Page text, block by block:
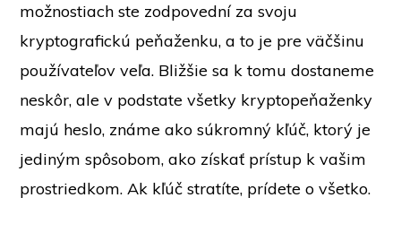
možnostiach ste zodpovední za svoju
kryptografickú peňaženku, a to je pre väčšinu
používateľov veľa. Bližšie sa k tomu dostaneme
neskôr, ale v podstate všetky kryptopeňaženky
majú heslo, známe ako súkromný kľúč, ktorý je
jediným spôsobom, ako získať prístup k vašim
prostriedkom. Ak kľúč stratíte, prídete o všetko.